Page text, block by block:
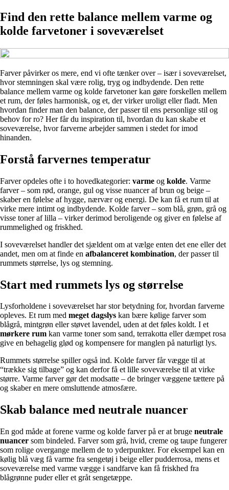
Find den rette balance mellem varme og
kolde farvetoner i soveværelset
Farver påvirker os mere, end vi ofte tænker over – især i soveværelset,
hvor stemningen skal være rolig, tryg og indbydende. Den rette
balance mellem varme og kolde farvetoner kan gøre forskellen mellem
et rum, der føles harmonisk, og et, der virker uroligt eller fladt. Men
hvordan finder man den balance, der passer til ens personlige stil og
behov for ro? Her får du inspiration til, hvordan du kan skabe et
soveværelse, hvor farverne arbejder sammen i stedet for imod
hinanden.
Forstå farvernes temperatur
Farver opdeles ofte i to hovedkategorier: varme og kolde. Varme
farver – som rød, orange, gul og visse nuancer af brun og beige –
skaber en følelse af hygge, nærvær og energi. De kan få et rum til at
virke mere intimt og indbydende. Kolde farver – som blå, grøn, grå og
visse toner af lilla – virker derimod beroligende og giver en følelse af
rummelighed og friskhed.
I soveværelset handler det sjældent om at vælge enten det ene eller det
andet, men om at finde en afbalanceret kombination, der passer til
rummets størrelse, lys og stemning.
Start med rummets lys og størrelse
Lysforholdene i soveværelset har stor betydning for, hvordan farverne
opleves. Et rum med meget dagslys kan bære kølige farver som
blågrå, mintgrøn eller støvet lavendel, uden at det føles koldt. I et
mørkere rum kan varme toner som sand, terrakotta eller dæmpet rosa
give en behagelig glød og kompensere for manglen på naturligt lys.
Rummets størrelse spiller også ind. Kolde farver får vægge til at
“trække sig tilbage” og kan derfor få et lille soveværelse til at virke
større. Varme farver gør det modsatte – de bringer væggene tættere på
og skaber en mere omsluttende atmosfære.
Skab balance med neutrale nuancer
En god måde at forene varme og kolde farver på er at bruge neutrale
nuancer som bindeled. Farver som grå, hvid, creme og taupe fungerer
som rolige overgange mellem de to yderpunkter. For eksempel kan en
kølig blå væg få varme fra sengetøj i beige eller pudderrosa, mens et
soveværelse med varme vægge i sandfarve kan få friskhed fra
blågrønne puder eller et gråt sengetæppe.